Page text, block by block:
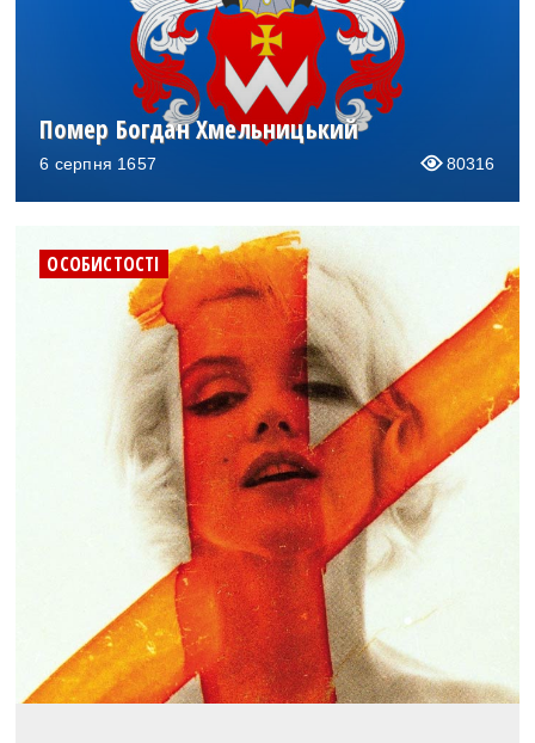
Помер Богдан Хмельницький
6 серпня 1657 80316
ОСОБИСТОСТІ